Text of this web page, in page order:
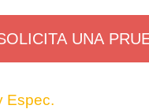
UNA
Espec.